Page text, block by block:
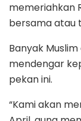
memeriahkan
bersama atau
Banyak
mendengar
pekan ini.
“Kami akan